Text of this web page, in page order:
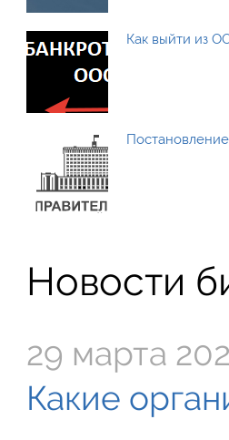
Как выйти из
Новости
29 марта
Какие